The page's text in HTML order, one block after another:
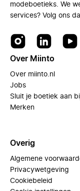
modeboetieks. We
services? Volg ons
Over Miinto
Over miinto.nl
Jobs
Sluit je boetiek aan
Merken
Overig
Algemene
Privacywetgeving
Cookiebeleid